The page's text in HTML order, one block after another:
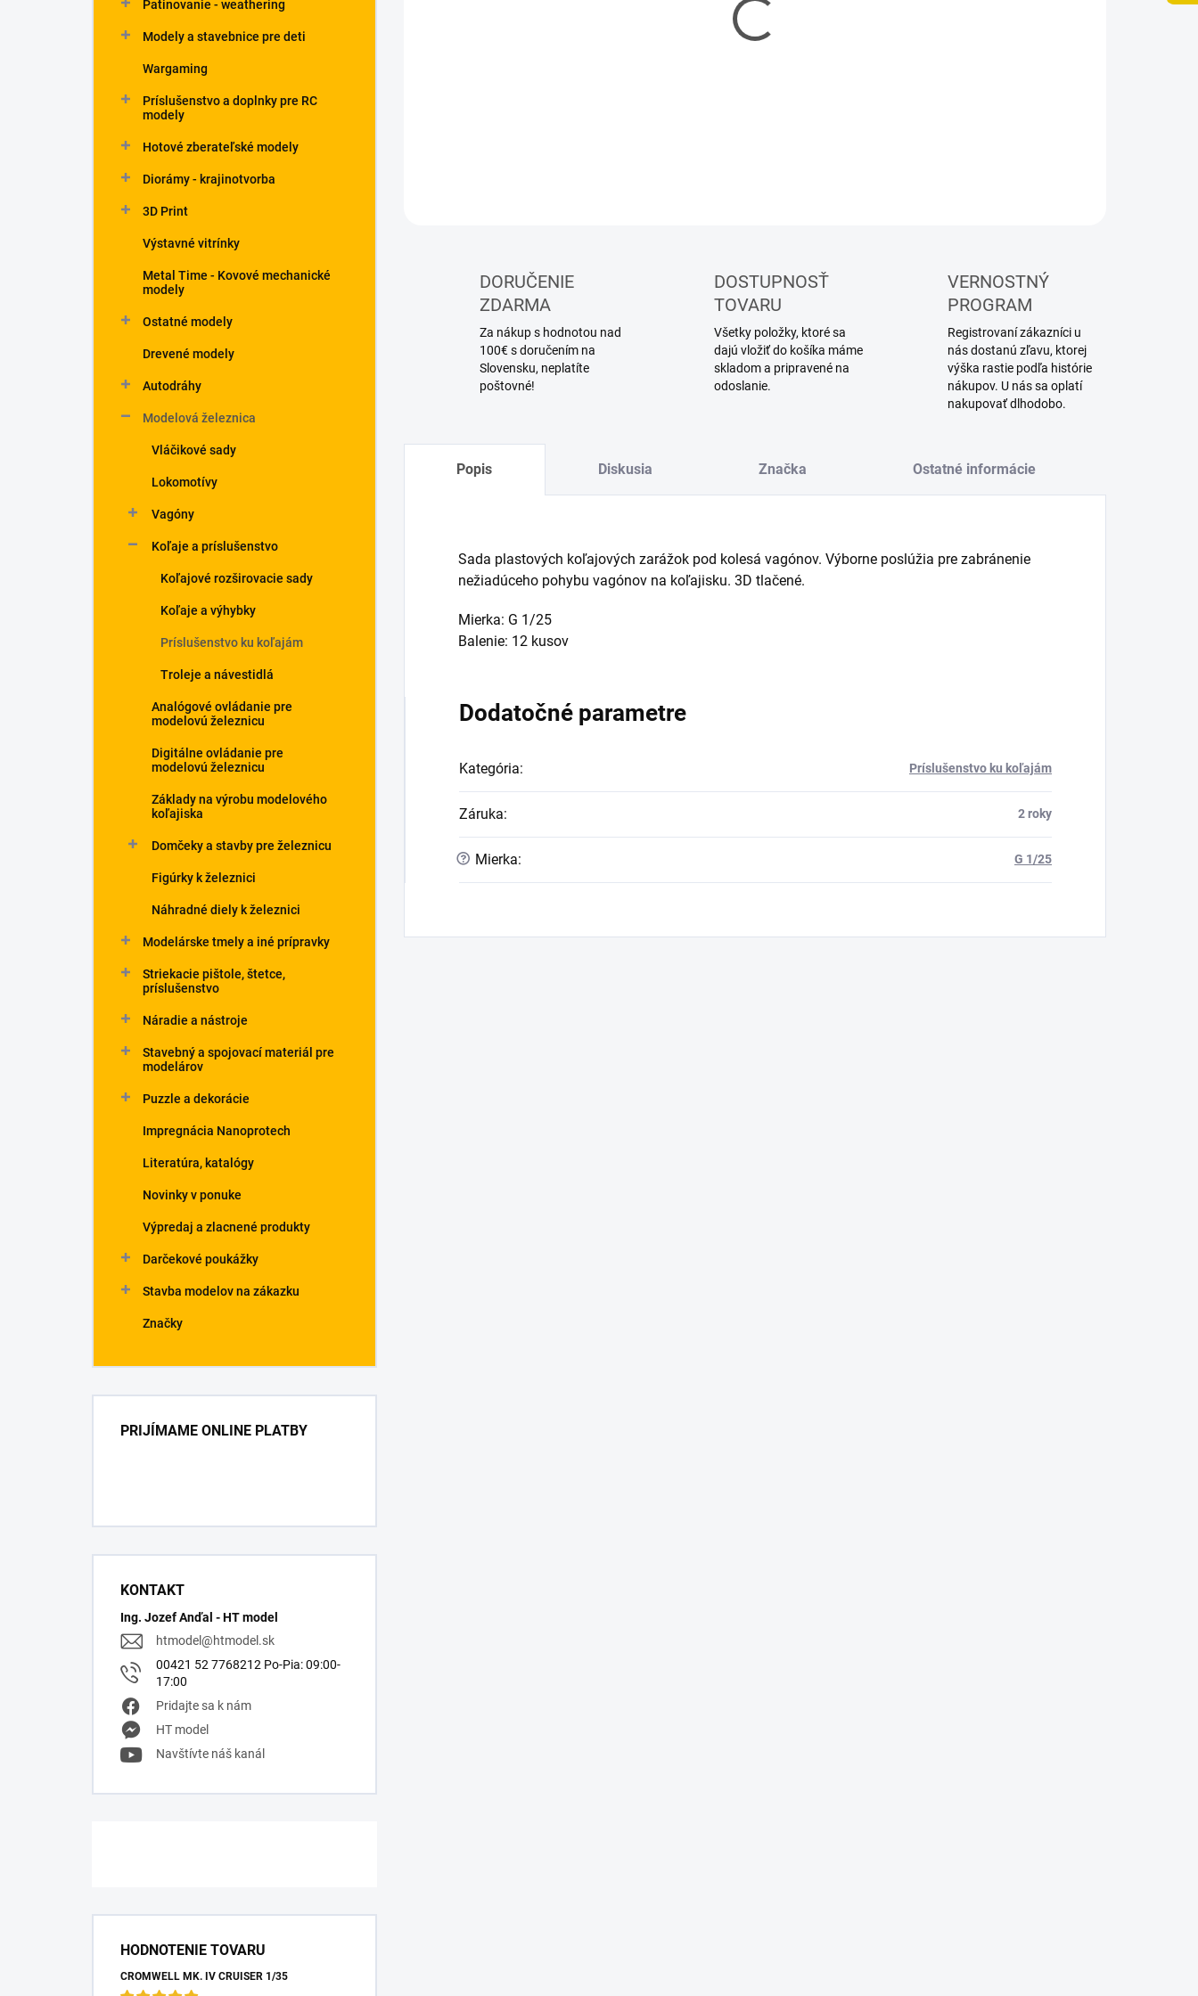
Patinovanie - weathering
Modely a stavebnice pre deti
Wargaming
Príslušenstvo a doplnky pre RC
modely
Hotové zberateľské modely
Diorámy - krajinotvorba
3D Print
Výstavné vitrínky
Metal Time - Kovové mechanické
modely
Ostatné modely
Drevené modely
Autodráhy
Modelová železnica
Vláčikové sady
Lokomotívy
Vagóny
Koľaje a príslušenstvo
Koľajové rozširovacie sady
Koľaje a výhybky
Príslušenstvo ku koľajám
Troleje a návestidlá
Analógové ovládanie pre
modelovú železnicu
Digitálne ovládanie pre
modelovú železnicu
Základy na výrobu modelového
koľajiska
Domčeky a stavby pre železnicu
Figúrky k železnici
Náhradné diely k železnici
Modelárske tmely a iné prípravky
Striekacie pištole, štetce,
príslušenstvo
Náradie a nástroje
Stavebný a spojovací materiál pre
modelárov
Puzzle a dekorácie
Impregnácia Nanoprotech
Literatúra, katalógy
Novinky v ponuke
Výpredaj a zlacnené produkty
Darčekové poukážky
Stavba modelov na zákazku
Značky
PRIJÍMAME ONLINE PLATBY
KONTAKT
Ing. Jozef Anďal - HT model
htmodel@htmodel.sk
00421 52 7768212 Po-Pia: 09:00-
17:00
Pridajte sa k nám
HT model
Navštívte náš kanál
HODNOTENIE TOVARU
CROMWELL MK. IV CRUISER 1/35
DORUČENIE
ZDARMA
Za nákup s hodnotou nad
100€ s doručením na
Slovensku, neplatíte
poštovné!
DOSTUPNOSŤ
TOVARU
Všetky položky, ktoré sa
dajú vložiť do košíka máme
skladom a pripravené na
odoslanie.
VERNOSTNÝ
PROGRAM
Registrovaní zákazníci u
nás dostanú zľavu, ktorej
výška rastie podľa histórie
nákupov. U nás sa oplatí
nakupovať dlhodobo.
Popis Diskusia Značka Ostatné informácie
Sada plastových koľajových zarážok pod kolesá vagónov. Výborne poslúžia pre zabránenie
nežiadúceho pohybu vagónov na koľajisku. 3D tlačené.
Mierka: G 1/25
Balenie: 12 kusov
Dodatočné parametre
Kategória: Príslušenstvo ku koľajám
Záruka: 2 roky
? Mierka: G 1/25